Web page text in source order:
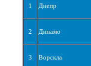
1 Днепр
2 Динамо
3 Ворскла